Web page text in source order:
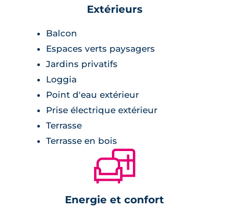
Extérieurs
Balcon
Espaces verts paysagers
Jardins privatifs
Loggia
Point d'eau extérieur
Prise électrique extérieur
Terrasse
Terrasse en bois
🛋
Energie et confort